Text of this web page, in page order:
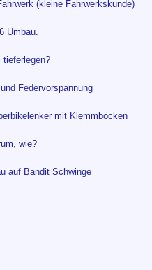
(kleine Fahrwerkskunde)
Umbau.
Federvorspannung
mit Klemmböcken
wie?
auf Bandit Schwinge